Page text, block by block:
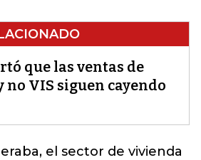
que las ventas de
no VIS siguen cayendo
el sector de vivienda